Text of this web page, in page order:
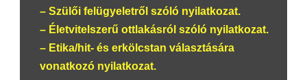
– Szülői felügyeletről szóló nyilatkozat.
– Életvitelszerű ottlakásról szóló nyilatkozat.
– Etika/hit- és erkölcstan választására
vonatkozó nyilatkozat.